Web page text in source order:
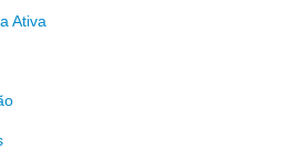
Ativa